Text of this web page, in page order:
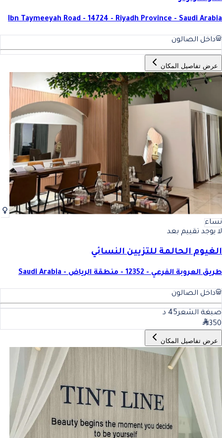
Ibn Taymeeyah Road - 14724 - Riyadh Province - Saudi Arabia
داخل الصالون
عرض تفاصيل المكان
نساء
لا يوجد تقييم بعد
الغيوم الحالمة للتزيين النسائي
طريق العروبة الفرعي - 12352 - منطقة الرياض - Saudi Arabia
داخل الصالون
صبغة الشعر45 د
350
عرض تفاصيل المكان